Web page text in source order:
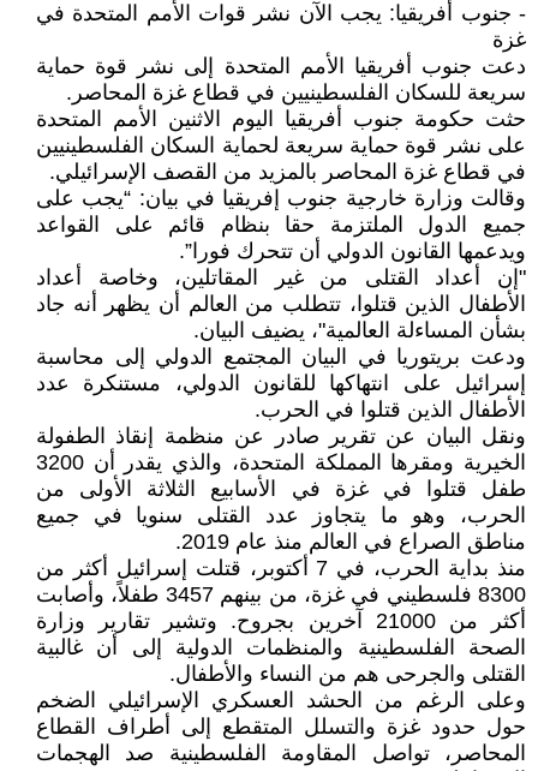
- جنوب أفريقيا: يجب الآن نشر قوات الأمم المتحدة في
غزة
دعت جنوب أفريقيا الأمم المتحدة إلى نشر قوة حماية
سريعة للسكان الفلسطينيين في قطاع غزة المحاصر.
حثت حكومة جنوب أفريقيا اليوم الاثنين الأمم المتحدة
على نشر قوة حماية سريعة لحماية السكان الفلسطينيين
في قطاع غزة المحاصر بالمزيد من القصف الإسرائيلي.
وقالت وزارة خارجية جنوب إفريقيا في بيان: “يجب على
جميع الدول الملتزمة حقا بنظام قائم على القواعد
ويدعمها القانون الدولي أن تتحرك فورا”.
"إن أعداد القتلى من غير المقاتلين، وخاصة أعداد
الأطفال الذين قتلوا، تتطلب من العالم أن يظهر أنه جاد
بشأن المساءلة العالمية"، يضيف البيان.
ودعت بريتوريا في البيان المجتمع الدولي إلى محاسبة
إسرائيل على انتهاكها للقانون الدولي، مستنكرة عدد
الأطفال الذين قتلوا في الحرب.
ونقل البيان عن تقرير صادر عن منظمة إنقاذ الطفولة
الخيرية ومقرها المملكة المتحدة، والذي يقدر أن 3200
طفل قتلوا في غزة في الأسابيع الثلاثة الأولى من
الحرب، وهو ما يتجاوز عدد القتلى سنويا في جميع
مناطق الصراع في العالم منذ عام 2019.
منذ بداية الحرب، في 7 أكتوبر، قتلت إسرائيل أكثر من
8300 فلسطيني في غزة، من بينهم 3457 طفلاً، وأصابت
أكثر من 21000 آخرين بجروح. وتشير تقارير وزارة
الصحة الفلسطينية والمنظمات الدولية إلى أن غالبية
القتلى والجرحى هم من النساء والأطفال.
وعلى الرغم من الحشد العسكري الإسرائيلي الضخم
حول حدود غزة والتسلل المتقطع إلى أطراف القطاع
المحاصر، تواصل المقاومة الفلسطينية صد الهجمات